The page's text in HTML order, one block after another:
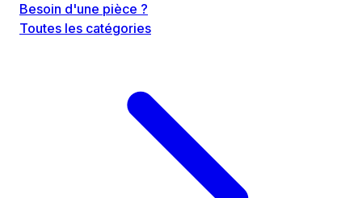
Besoin d'une pièce ?
Toutes les catégories